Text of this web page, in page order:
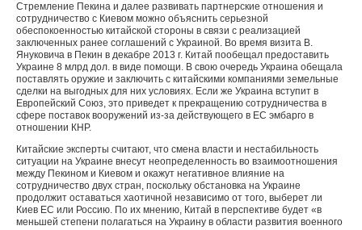
Стремление Пекина и далее развивать партнерские отношения и
сотрудничество с Киевом можно объяснить серьезной
обеспокоенностью китайской стороны в связи с реализацией
заключенных ранее соглашений с Украиной. Во время визита В.
Януковича в Пекин в декабре 2013 г. Китай пообещал предоставить
Украине 8 млрд дол. в виде помощи. В свою очередь Украина обещала
поставлять оружие и заключить с китайскими компаниями земельные
сделки на выгодных для них условиях. Если же Украина вступит в
Европейский Союз, это приведет к прекращению сотрудничества в
сфере поставок вооружений из-за действующего в ЕС эмбарго в
отношении КНР.
Китайские эксперты считают, что смена власти и нестабильность
ситуации на Украине внесут неопределенность во взаимоотношения
между Пекином и Киевом и окажут негативное влияние на
сотрудничество двух стран, поскольку обстановка на Украине
продолжит оставаться хаотичной независимо от того, выберет ли
Киев ЕС или Россию. По их мнению, Китай в перспективе будет «в
меньшей степени полагаться на Украину в области развития военного